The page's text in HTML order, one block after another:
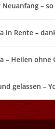
–
in Rente –
– Heilen ohne
gelassen –